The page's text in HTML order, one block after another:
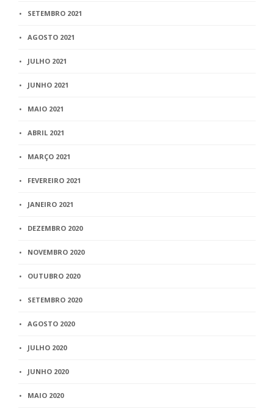
SETEMBRO 2021
AGOSTO 2021
JULHO 2021
JUNHO 2021
MAIO 2021
ABRIL 2021
MARÇO 2021
FEVEREIRO 2021
JANEIRO 2021
DEZEMBRO 2020
NOVEMBRO 2020
OUTUBRO 2020
SETEMBRO 2020
AGOSTO 2020
JULHO 2020
JUNHO 2020
MAIO 2020